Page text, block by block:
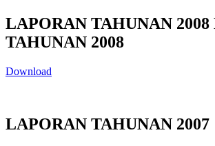
LAPORAN TAHUNAN
TAHUNAN 2008
Download
LAPORAN TAHUNAN 2007